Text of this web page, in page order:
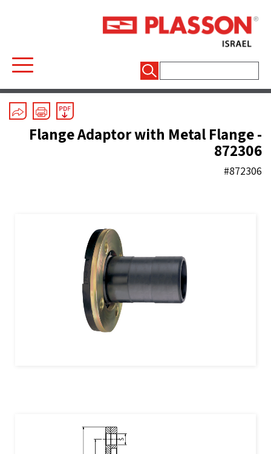
Line 7 Grey/Flanged Fittings
Flange Adaptor with Metal Flange -
872306
#872306